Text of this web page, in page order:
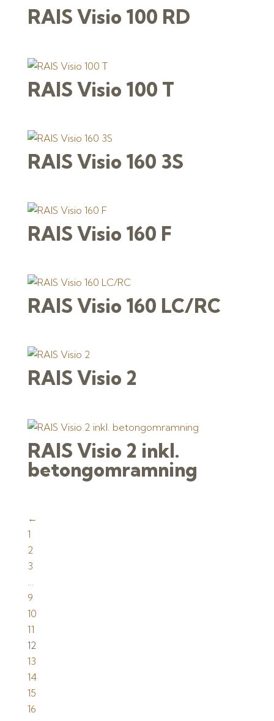
RAIS Visio 100 RD
RAIS Visio 100 T
RAIS Visio 160 3S
RAIS Visio 160 F
RAIS Visio 160 LC/RC
RAIS Visio 2
RAIS Visio 2 inkl.
betongomramning
←
1
2
3
9
10
11
12
13
14
15
16